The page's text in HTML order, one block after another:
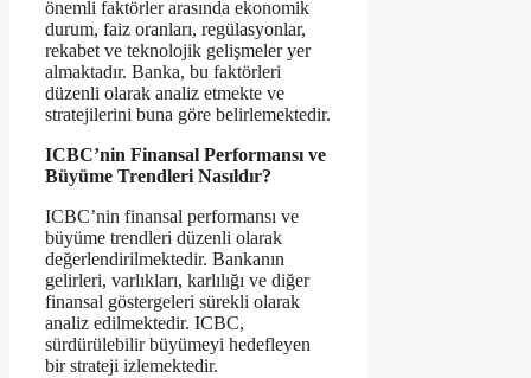
önemli faktörler arasında ekonomik
durum, faiz oranları, regülasyonlar,
rekabet ve teknolojik gelişmeler yer
almaktadır. Banka, bu faktörleri
düzenli olarak analiz etmekte ve
stratejilerini buna göre belirlemektedir.
ICBC’nin Finansal Performansı ve
Büyüme Trendleri Nasıldır?
ICBC’nin finansal performansı ve
büyüme trendleri düzenli olarak
değerlendirilmektedir. Bankanın
gelirleri, varlıkları, karlılığı ve diğer
finansal göstergeleri sürekli olarak
analiz edilmektedir. ICBC,
sürdürülebilir büyümeyi hedefleyen
bir strateji izlemektedir.